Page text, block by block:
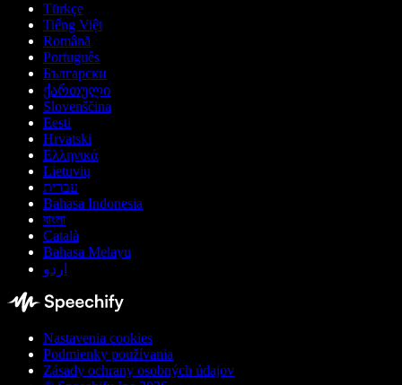
Türkçe
Tiếng Việt
Română
Português
Български
ქართული
Slovenščina
Eesti
Hrvatski
Ελληνικά
Lietuvių
עברית
Bahasa Indonesia
বাংলা
Català
Bahasa Melayu
اردو
Nastavenia cookies
Podmienky používania
Zásady ochrany osobných údajov